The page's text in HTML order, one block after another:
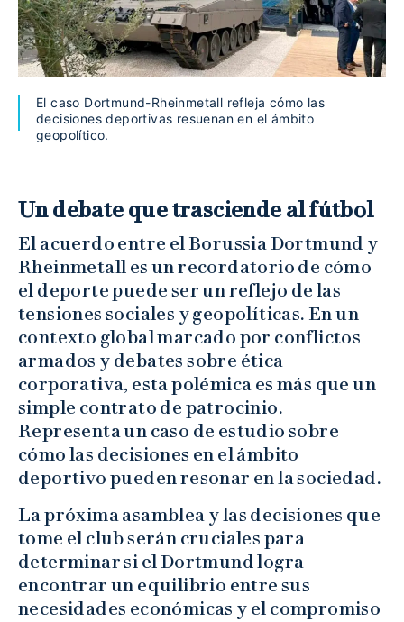
El caso Dortmund-Rheinmetall refleja cómo las
decisiones deportivas resuenan en el ámbito
geopolítico.
Un debate que trasciende al fútbol
El acuerdo entre el Borussia Dortmund y
Rheinmetall es un recordatorio de cómo
el deporte puede ser un reflejo de las
tensiones sociales y geopolíticas. En un
contexto global marcado por conflictos
armados y debates sobre ética
corporativa, esta polémica es más que un
simple contrato de patrocinio.
Representa un caso de estudio sobre
cómo las decisiones en el ámbito
deportivo pueden resonar en la sociedad.
La próxima asamblea y las decisiones que
tome el club serán cruciales para
determinar si el Dortmund logra
encontrar un equilibrio entre sus
necesidades económicas y el compromiso